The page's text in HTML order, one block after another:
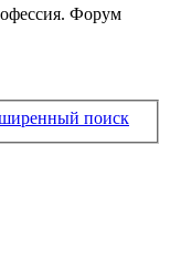
Форум
поиск